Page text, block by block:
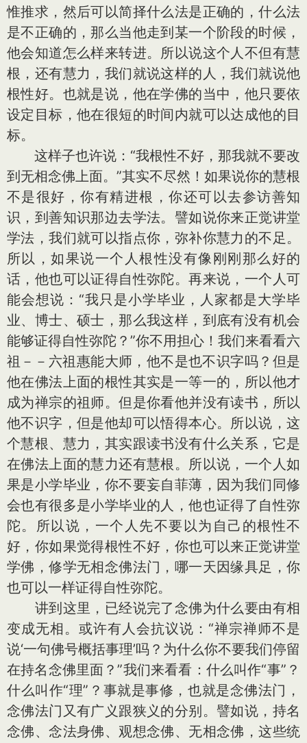
惟推求，然后可以简择什么法是正确的，什么法
是不正确的，那么当他走到某一个阶段的时候，
他会知道怎么样来转进。所以说这个人不但有慧
根，还有慧力，我们就说这样的人，我们就说他
根性好。也就是说，他在学佛的当中，他只要依
设定目标，他在很短的时间内就可以达成他的目
标。
这样子也许说：“我根性不好，那我就不要改
到无相念佛上面。”其实不尽然！如果说你的慧根
不是很好，你有精进根，你还可以去参访善知
识，到善知识那边去学法。譬如说你来正觉讲堂
学法，我们就可以指点你，弥补你慧力的不足。
所以，如果说一个人根性没有像刚刚那么好的
话，他也可以证得自性弥陀。再来说，一个人可
能会想说：“我只是小学毕业，人家都是大学毕
业、博士、硕士，那么我这样，到底有没有机会
能够证得自性弥陀？”你不用担心！我们来看看六
祖－－六祖惠能大师，他不是也不识字吗？但是
他在佛法上面的根性其实是一等一的，所以他才
成为禅宗的祖师。但是你看他并没有读书，所以
他不识字，但是他却可以悟得本心。所以说，这
个慧根、慧力，其实跟读书没有什么关系，它是
在佛法上面的慧力还有慧根。所以说，一个人如
果是小学毕业，你不要妄自菲薄，因为我们同修
会也有很多是小学毕业的人，他也证得了自性弥
陀。所以说，一个人先不要以为自己的根性不
好，你如果觉得根性不好，你也可以来正觉讲堂
学佛，修学无相念佛法门，哪一天因缘具足，你
也可以一样证得自性弥陀。
讲到这里，已经说完了念佛为什么要由有相
变成无相。或许有人会抗议说：“禅宗禅师不是
说‘一句佛号概括事理’吗？为什么你不要我们停留
在持名念佛里面？”我们来看看：什么叫作“事”？
什么叫作“理”？事就是事修，也就是念佛法门，
念佛法门又有广义跟狭义的分别。譬如说，持名
念佛、念法身佛、观想念佛、无相念佛，这些统